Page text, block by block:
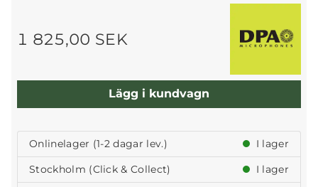
1 825,00 SEK
Lägg i kundvagn
Onlinelager (1-2 dagar lev.)
I lager
Stockholm (Click & Collect)
I lager